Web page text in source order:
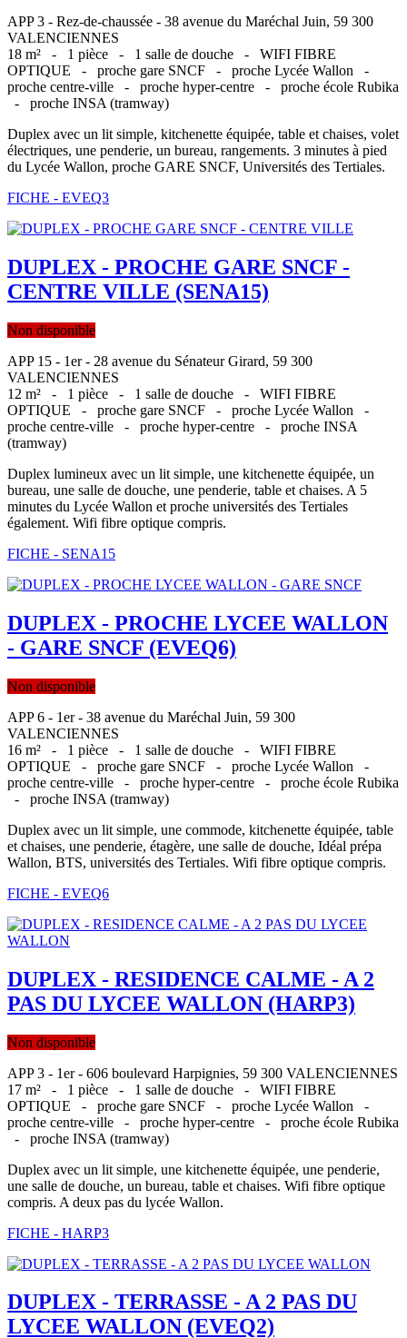
APP 3 - Rez-de-chaussée - 38 avenue du Maréchal Juin, 59 300
VALENCIENNES
18 m² - 1 pièce - 1 salle de douche - WIFI FIBRE
OPTIQUE - proche gare SNCF - proche Lycée Wallon -
proche centre-ville - proche hyper-centre - proche école Rubika
- proche INSA (tramway)
Duplex avec un lit simple, kitchenette équipée, table et chaises, volet
électriques, une penderie, un bureau, rangements. 3 minutes à pied
du Lycée Wallon, proche GARE SNCF, Universités des Tertiales.
FICHE - EVEQ3
DUPLEX - PROCHE GARE SNCF -
CENTRE VILLE (SENA15)
Non disponible
APP 15 - 1er - 28 avenue du Sénateur Girard, 59 300
VALENCIENNES
12 m² - 1 pièce - 1 salle de douche - WIFI FIBRE
OPTIQUE - proche gare SNCF - proche Lycée Wallon -
proche centre-ville - proche hyper-centre - proche INSA
(tramway)
Duplex lumineux avec un lit simple, une kitchenette équipée, un
bureau, une salle de douche, une penderie, table et chaises. A 5
minutes du Lycée Wallon et proche universités des Tertiales
également. Wifi fibre optique compris.
FICHE - SENA15
DUPLEX - PROCHE LYCEE WALLON
- GARE SNCF (EVEQ6)
Non disponible
APP 6 - 1er - 38 avenue du Maréchal Juin, 59 300
VALENCIENNES
16 m² - 1 pièce - 1 salle de douche - WIFI FIBRE
OPTIQUE - proche gare SNCF - proche Lycée Wallon -
proche centre-ville - proche hyper-centre - proche école Rubika
- proche INSA (tramway)
Duplex avec un lit simple, une commode, kitchenette équipée, table
et chaises, une penderie, étagère, une salle de douche, Idéal prépa
Wallon, BTS, universités des Tertiales. Wifi fibre optique compris.
FICHE - EVEQ6
DUPLEX - RESIDENCE CALME - A 2
PAS DU LYCEE WALLON (HARP3)
Non disponible
APP 3 - 1er - 606 boulevard Harpignies, 59 300 VALENCIENNES
17 m² - 1 pièce - 1 salle de douche - WIFI FIBRE
OPTIQUE - proche gare SNCF - proche Lycée Wallon -
proche centre-ville - proche hyper-centre - proche école Rubika
- proche INSA (tramway)
Duplex avec un lit simple, une kitchenette équipée, une penderie,
une salle de douche, un bureau, table et chaises. Wifi fibre optique
compris. A deux pas du lycée Wallon.
FICHE - HARP3
DUPLEX - TERRASSE - A 2 PAS DU
LYCEE WALLON (EVEQ2)